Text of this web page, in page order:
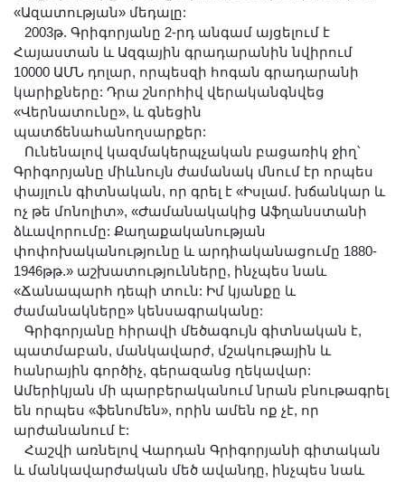
«Ազատության» մեդալը:
2003թ. Գրիգորյանը 2-րդ անգամ այցելում է
Հայաստան և Ազգային գրադարանին նվիրում
10000 ԱՄՆ դոլար, որպեսզի հոգան գրադարանի
կարիքները: Դրա շնորհիվ վերականգնվեց
«Վերնատունը», և գնեցին
պատճենահանողսարքեր:
Ունենալով կազմակերպչական բացառիկ ջիղ՝
Գրիգորյանը միևնույն ժամանակ մնում էր որպես
փայլուն գիտնական, որ գրել է «Իսլամ. խճանկար և
ոչ թե մոնոլիտ», «Ժամանակակից Աֆղանստանի
ձևավորումը: Քաղաքականության
փոփոխականությունը և արդիականացումը 1880-
1946թթ.» աշխատությունները, ինչպես նաև
«Ճանապարհ դեպի տուն: Իմ կյանքը և
ժամանակները» կենսագրականը:
Գրիգորյանը հիրավի մեծագույն գիտնական է,
պատմաբան, մանկավարժ, մշակութային և
հանրային գործիչ, գերազանց ղեկավար:
Ամերիկյան մի պարբերականում նրան բնութագրել
են որպես «ֆենոմեն», որին ամեն ոք չէ, որ
արժանանում է:
Հաշվի առնելով Վարդան Գրիգորյանի գիտական
և մանկավարժական մեծ ավանդը, ինչպես նաև